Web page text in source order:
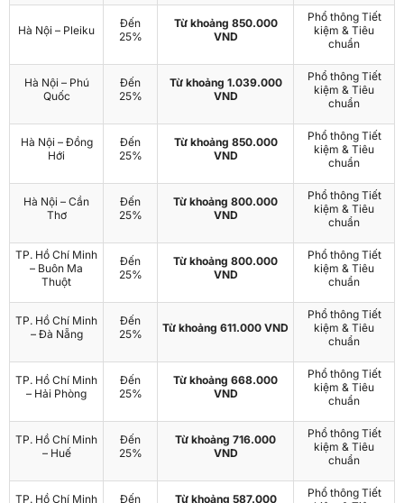
Hà Nội – Pleiku
Đến
25%
Từ khoảng 850.000
VND
Phổ thông Tiết
kiệm & Tiêu
chuẩn
Hà Nội – Phú
Quốc
Đến
25%
Từ khoảng 1.039.000
VND
Phổ thông Tiết
kiệm & Tiêu
chuẩn
Hà Nội – Đồng
Hới
Đến
25%
Từ khoảng 850.000
VND
Phổ thông Tiết
kiệm & Tiêu
chuẩn
Hà Nội – Cần
Thơ
Đến
25%
Từ khoảng 800.000
VND
Phổ thông Tiết
kiệm & Tiêu
chuẩn
TP. Hồ Chí Minh
– Buôn Ma
Thuột
Đến
25%
Từ khoảng 800.000
VND
Phổ thông Tiết
kiệm & Tiêu
chuẩn
TP. Hồ Chí Minh
– Đà Nẵng
Đến
25%
Từ khoảng 611.000 VND
Phổ thông Tiết
kiệm & Tiêu
chuẩn
TP. Hồ Chí Minh
– Hải Phòng
Đến
25%
Từ khoảng 668.000
VND
Phổ thông Tiết
kiệm & Tiêu
chuẩn
TP. Hồ Chí Minh
– Huế
Đến
25%
Từ khoảng 716.000
VND
Phổ thông Tiết
kiệm & Tiêu
chuẩn
TP. Hồ Chí Minh Đến Từ khoảng 587.000
Phổ thông Tiết